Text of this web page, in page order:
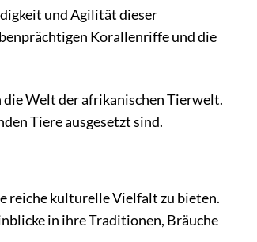
und Agilität dieser
Korallenriffe und die
Welt der afrikanischen Tierwelt.
Tiere ausgesetzt sind.
reiche kulturelle Vielfalt zu bieten.
in ihre Traditionen, Bräuche